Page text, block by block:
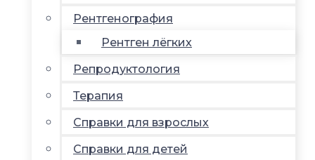
Рентгенография
Рентген лёгких
Репродуктология
Терапия
Справки для взрослых
Справки для детей